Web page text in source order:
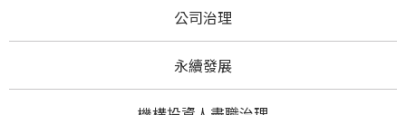
公司治理
永續發展